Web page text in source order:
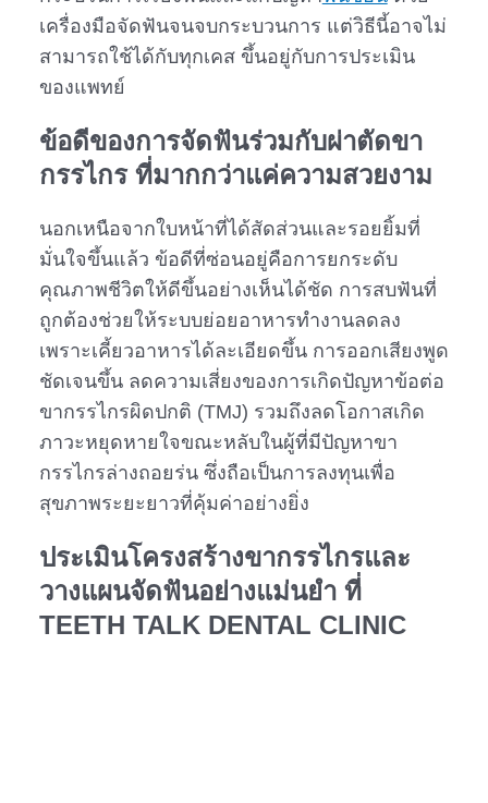
เครื่องมือจัดฟันจนจบกระบวนการ แต่วิธีนี้อาจไม่
สามารถใช้ได้กับทุกเคส ขึ้นอยู่กับการประเมิน
ของแพทย์
ข้อดีของการจัดฟันร่วมกับผ่าตัดขา
กรรไกรที่มากกว่าแค่ความสวยงาม
นอกเหนือจากใบหน้าที่ได้สัดส่วนและรอยยิ้มที่
มั่นใจขึ้นแล้ว ข้อดีที่ซ่อนอยู่คือการยกระดับ
คุณภาพชีวิตให้ดีขึ้นอย่างเห็นได้ชัด การสบฟันที่
ถูกต้องช่วยให้ระบบย่อยอาหารทำงานลดลง
เพราะเคี้ยวอาหารได้ละเอียดขึ้น การออกเสียงพูด
ชัดเจนขึ้น ลดความเสี่ยงของการเกิดปัญหาข้อต่อ
ขากรรไกรผิดปกติ (TMJ) รวมถึงลดโอกาสเกิด
ภาวะหยุดหายใจขณะหลับในผู้ที่มีปัญหาขา
กรรไกรล่างถอยร่น ซึ่งถือเป็นการลงทุนเพื่อ
สุขภาพระยะยาวที่คุ้มค่าอย่างยิ่ง
ประเมินโครงสร้างขากรรไกรและ
วางแผนจัดฟันอย่างแม่นยำ ที่
TEETH TALK DENTAL CLINIC